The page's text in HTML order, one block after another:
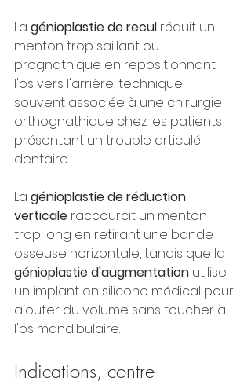
La génioplastie de recul réduit un
menton trop saillant ou
prognathique en repositionnant
l'os vers l'arrière, technique
souvent associée à une chirurgie
orthognathique chez les patients
présentant un trouble articulé
dentaire.
La génioplastie de réduction
verticale raccourcit un menton
trop long en retirant une bande
osseuse horizontale, tandis que la
génioplastie d'augmentation utilise
un implant en silicone médical pour
ajouter du volume sans toucher à
l'os mandibulaire.
Indications, contre-